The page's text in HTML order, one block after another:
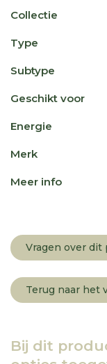
Collectie
Type
Subtype
Geschikt voor
Energie
Merk
Meer info
Vragen over dit
Terug naar het
Bij dit